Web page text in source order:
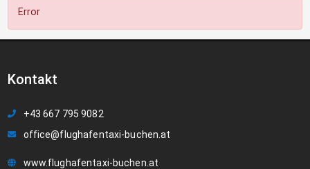
Error
Kontakt
+43 667 795 9082
office@flughafentaxi-buchen.at
www.flughafentaxi-buchen.at